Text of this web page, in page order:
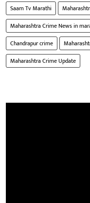
Saam Tv Marathi
Maharashtra Crime News in
Chandrapur crime
Maharashtra Crime Update